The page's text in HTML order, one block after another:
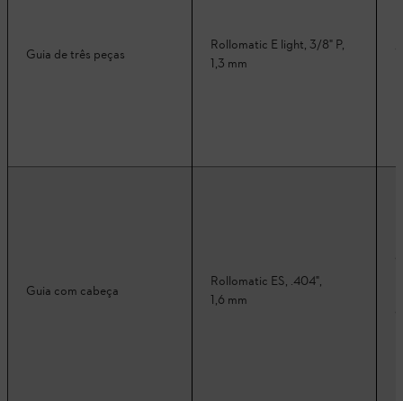
Guia de três peças
Rollomatic E light, 3/8" P,
1,3 mm
Guia com cabeça
Rollomatic ES, .404",
1,6 mm